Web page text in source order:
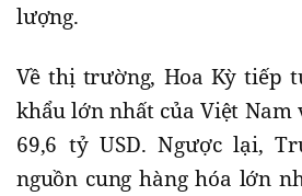
lượng.
Về thị trường, Hoa Kỳ tiếp
khẩu lớn nhất của Việt Nam
69,6 tỷ USD. Ngược lại,
nguồn cung hàng hóa lớn